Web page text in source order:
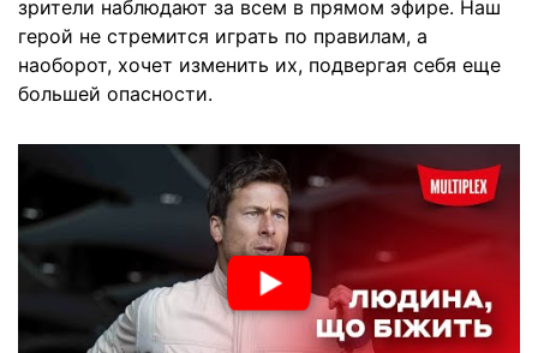
зрители наблюдают за всем в прямом эфире. Наш
герой не стремится играть по правилам, а
наоборот, хочет изменить их, подвергая себя еще
большей опасности.